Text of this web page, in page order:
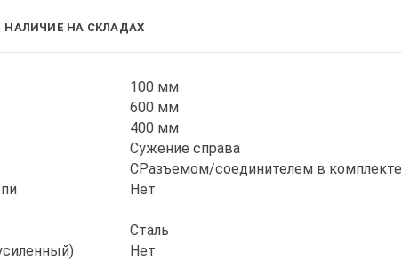
НАЛИЧИЕ НА СКЛАДАХ
100 мм
600 мм
400 мм
Сужение справа
СРазъемом/соединителем в комплекте
Нет
Сталь
Нет